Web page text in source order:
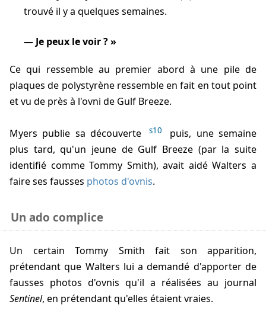
trouvé il y a quelques semaines.
Je peux le voir ?
Ce qui ressemble au premier abord à une pile de
plaques de polystyrène ressemble en fait en tout point
et vu de près à l'ovni de Gulf Breeze.
Myers publie sa découverte s10
puis, une semaine
plus tard, qu'un jeune de Gulf Breeze (par la suite
identifié comme Tommy Smith), avait aidéWalters a
faire ses fausses photos d'ovnis.
Un ado complice
Un certain Tommy Smith fait son apparition,
prétendant que Walters lui a demandé d'apporter de
fausses photos d'ovnis qu'il a réalisées au journal
Sentinel, en prétendant qu'elles étaient vraies.